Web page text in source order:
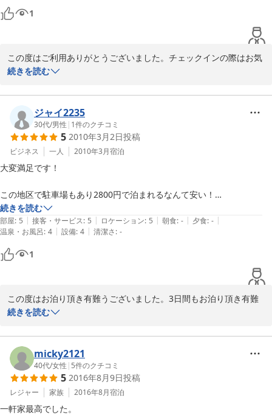
事前に電話すればよかったのでしょうが一瞬焦りました。
1
この度はご利用ありがとうございました。チェックインの際はお気
分をお悪くさせて申し訳ございません。電話した際に普通は通らな
られた方が。。」と申し上げました。誤解を招く言葉になり申し訳
ございませんでした。尚、弊旅館は人件費削減の為、対面対応が夜
９時までとなっております。チェックインは２１時までとなってお
ります。その後門限は特にございません。またのお越しをお待ちし
ております。
2010-09-03
続きを読む
ジャイ2235
30代/男性 | 1件のクチコミ
5 2010年3月2日投稿
ビジネス 一人 2010年3月宿泊
大変満足です！
この地区で駐車場もあり2800円で泊まれるなんて安い！
スペースワールドへのアクセスも15分位だそうです。
自分は車だったけど駅からも近いです
健康ランドに泊まって他の宿泊客の騒音に悩まされるのが嫌な人には絶
対オススメ！
近隣も静かで、グッスリ眠れました。
建物は最新のホテルとはいきませんが、味のある造りで、清掃も行き届
いていて、全く老朽化を感じさせませんでした。
お風呂もゆったり足が伸ばせて気持ち良かったです！
これだけのコストパフォーマンスの宿
絶っ対！穴場です！！
自分は、北九州での仕事が終わるまでもちろん連泊決定です！
続きを読む
部屋: 5 | 接客・サービス: 5 | ロケーション: 5 | 朝食: - | 夕食: - |
温泉・お風呂: 4 | 設備: 4 | 清潔さ: -
1
この度はお泊り頂き有難うございました。3日間もお泊り頂き有難
うございました。お仕事は上手くいっていますか？アイマスク、有
一環に入れようかと検討中です。また北九州市にお越しの際は遊び
に来てください。またお目にかかるのを楽しみにしています。
2010-03-09
続きを読む
micky2121
40代/女性 | 5件のクチコミ
5 2016年8月9日投稿
レジャー 家族 2016年8月宿泊
一軒家最高でした。